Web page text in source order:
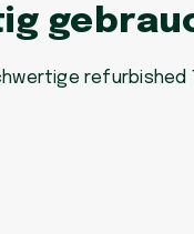
refurbished